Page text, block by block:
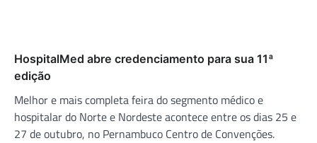
HospitalMed abre credenciamento para sua 11ª
edição
Melhor e mais completa feira do segmento médico e
hospitalar do Norte e Nordeste acontece entre os dias 25 e
27 de outubro, no Pernambuco Centro de Convenções.